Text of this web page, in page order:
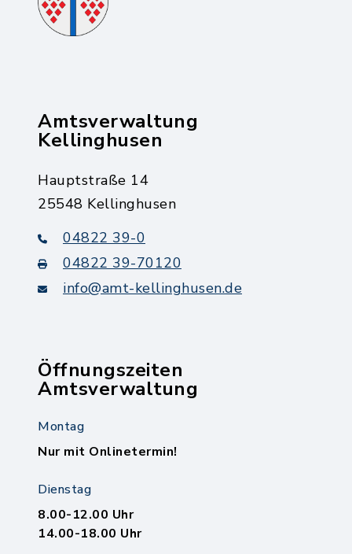
Amtsverwaltung
Kellinghusen
Hauptstraße 14
25548 Kellinghusen
04822 39-0
04822 39-70120
info@amt-kellinghusen.de
Öffnungszeiten
Amtsverwaltung
Montag
Nur mit Onlinetermin!
Dienstag
8.00-12.00 Uhr
14.00-18.00 Uhr